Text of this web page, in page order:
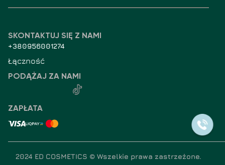
SKONTAKTUJ SIĘ Z NAMI
+380956001274
Łączność
PODĄŻAJ ZA NAMI
ZAPŁATA
2024 ED COSMETICS © Wszelkie prawa zastrzeżone.